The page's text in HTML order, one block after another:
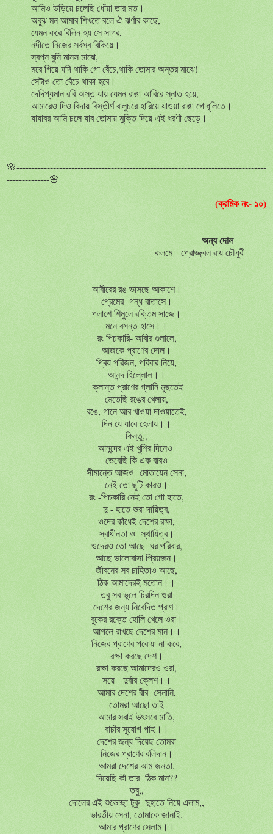
আমিও উড়িয়েচলেছিধোঁয়াতারমত।
অবুঝমনআমারশিখতেবলেঐঝর্ণারকাছে,
যেমনকরেবিলিনহয়সেসাগর,
নদীতেনিজেরসর্বস্ববিকিয়ে।
স্বপ্নবুনিমানসমাঝে,
মরেগিয়েযদিথাকিগোবেঁচে,থাকিতোমারঅন্তরমাঝে!
সেটাও তোবেঁচেথাকাহবে।
দেদিপ্যমানরবিঅস্তযায়যেমনরাঙাআবিরেস্নাতহয়ে,
আমারেও দিও বিদায়বিস্তীর্ণবালুচরেহারিয়েযাওয়ারাঙাগোধূলিতে।
যাযাবরআমিচলেযাবতোমায়মুক্তিদিয়েএই ধরণীছেড়ে।
🌸----------------------------------------------------------------------------------
--------------🌸
(ক্রমিক নং- ১০)
অন্যদোল
কলমে - প্রোজ্জ্বলরায়চৌধুরী
আবীরের রঙ ভাসছে আকাশে।
প্রেমের গন্ধ বাতাসে।
পলাশেশিমুলেরক্তিমসাজে।
মনেবসন্তহাসে।।
রং পিচকারি-আবীর গুলালে,
আজকেপ্রাণেরদোল।
প্ৰিয়পরিজন, পরিবারনিয়ে,
আনন্দ হিল্লোল।।
ক্লান্তপ্রাণেরগ্লানিমুছতেই
মেতেছিরঙেরখেলায়,
রঙে, গানে আর খাওয়াদাওয়াতেই,
দিনযেযাবেহেলায়।।
কিন্তু,,
আনন্দের এই খুশির দিনেও
ভেবেছিকিএকবারও
সীমান্তেআজও মোতায়েনসেনা,
নেইতোছুটিকারও।
রং-পিচকারিনেইতোগোহাতে,
দু-হাতেভরাদায়িত্ব,
ওদেরকাঁধেইদেশেররক্ষা,
স্বাধীনতা ও স্থায়িত্ব।
ওদেরও তো আছে ঘর পরিবার,
আছেভালোবাসাপ্রিয়জন।
জীবনেরসবচাহিতাও আছে,
ঠিকআমাদেরইমতোন।।
তবুসবভুলেচিরদিনওরা
দেশেরজন্যনিবেদিতপ্রাণ।
বুকের রক্তে হোলি খেলে ওরা।
আগলে রাখছে দেশের মান।।
নিজেরপ্রাণেরপরোয়ানাকরে,
রক্ষা করছে দেশ।
রক্ষাকরছেআমাদেরও ওরা,
সয়ে
দুর্বার ক্লেশ।।
আমার দেশেরবীর সেনানি,
তোমরাআছোতাই
আমারসবাইউৎসবেমাতি,
বাচাঁর সুযোগ পাই।।
দেশেরজন্যদিয়েছতোমরা
নিজের প্রাণের বলিদান।
আমরা দেশের আম জনতা,
দিয়েছি কীতার ঠিক মান??
তবু,,
দোলেরএইশুভেচ্ছাটুকু দুহাতেনিয়েএলাম,,
ভারতীয়সেনা, তোমাকেজানাই,
আমার প্রাণের সেলাম।।